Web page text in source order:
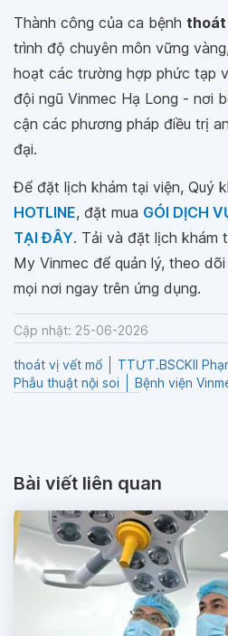
Thành công của ca bệnh thoát
trình độ chuyên môn vững
hoạt các trường hợp phức tạp
đội ngũ Vinmec Hạ Long - nơi
cận các phương pháp điều trị
đại.
Để đặt lịch khám tại viện, Quý
HOTLINE, đặt mua GÓI DỊCH
TẠI ĐÂY. Tải và đặt lịch khám
My Vinmec để quản lý, theo
mọi nơi ngay trên ứng dụng.
Cập nhật: 25-06-2026
thoát vị vết mổ
TTƯT.BSCKII
Phẫu thuật nội soi
Bệnh viện
Bài viết liên quan